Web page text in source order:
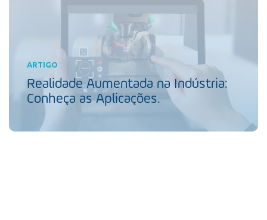
ARTIGO
Realidade Aumentada na Indústria:
Conheça as Aplicações.